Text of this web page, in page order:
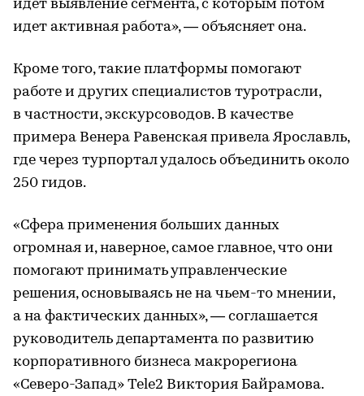
идет выявление сегмента, с которым потом
идет активная работа», — объясняет она.
Кроме того, такие платформы помогают
работе и других специалистов туротрасли,
в частности, экскурсоводов. В качестве
примера Венера Равенская привела Ярославль,
где через турпортал удалось объединить около
250 гидов.
«Сфера применения больших данных
огромная и, наверное, самое главное, что они
помогают принимать управленческие
решения, основываясь не на чьем-то мнении,
а на фактических данных», — соглашается
руководитель департамента по развитию
корпоративного бизнеса макрорегиона
«Северо-Запад» Tele2 Виктория Байрамова.